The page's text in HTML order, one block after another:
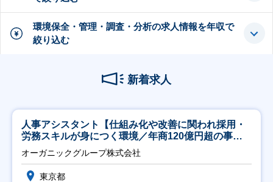
環境保全・管理・調査・分析の求人情報を年収で
絞り込む
新着求人
人事アシスタント【仕組み化や改善に関われ採用・
労務スキルが身につく環境／年商120億円超の事業
会社】
オーガニックグループ株式会社
東京都